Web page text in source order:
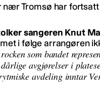
nær Tromsø har
sangeren Knut
i følge arrangøren
som bandet
avgjørelser i
avdeling inntar